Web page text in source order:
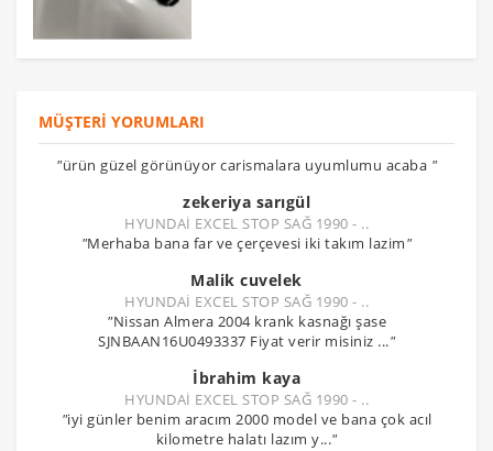
MÜŞTERI YORUMLARI
"ürün güzel görünüyor carismalara uyumlumu acaba "
zekeriya sarıgül
HYUNDAİ EXCEL STOP SAĞ 1990 - ..
"Merhaba bana far ve çerçevesi iki takım lazim"
Malik cuvelek
HYUNDAİ EXCEL STOP SAĞ 1990 - ..
"Nissan Almera 2004 krank kasnağı şase
SJNBAAN16U0493337 Fiyat verir misiniz ..."
İbrahim kaya
HYUNDAİ EXCEL STOP SAĞ 1990 - ..
"iyi günler benim aracım 2000 model ve bana çok acıl
kilometre halatı lazım y..."